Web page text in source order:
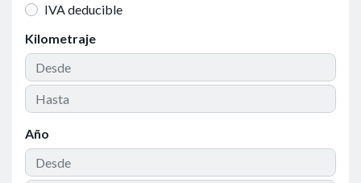
IVA deducible
Kilometraje
Año